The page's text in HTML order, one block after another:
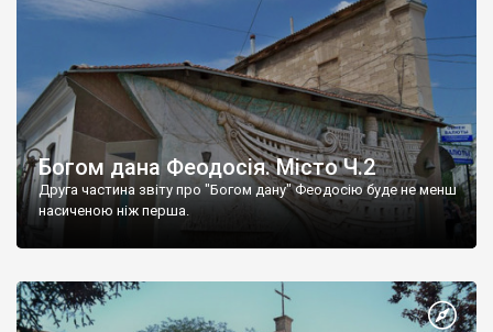
Богом дана Феодосія. Місто Ч.2
Друга частина звіту про "Богом дану" Феодосію буде не менш
насиченою ніж перша.